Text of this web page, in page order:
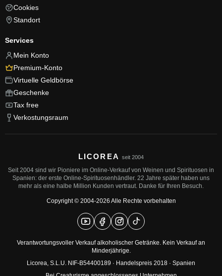
Cookies
Standort
Services
Mein Konto
Premium-Konto
Virtuelle Geldbörse
Geschenke
Tax free
Verkostungsraum
LICOREA seit 2004
Seit 2004 sind wir Pioniere im Online-Verkauf von Weinen und Spirituosen in
Spanien: der erste Online-Spirituosenhändler. 22 Jahre später haben uns
mehr als eine halbe Million Kunden vertraut. Danke für Ihren Besuch.
Copyright © 2004-2026 Alle Rechte vorbehalten
Verantwortungsvoller Verkauf alkoholischer Getränke. Kein Verkauf an
Minderjährige.
Licorea, S.L.U. NIF-B54400189 · Handelspreis 2018 · Spanien